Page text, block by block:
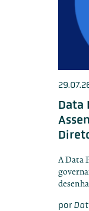
Data
A Data
por